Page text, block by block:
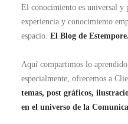
El conocimiento es universal y
experiencia y conocimiento
espacio. El Blog de Estempore.
Aquí compartimos lo
especialmente, ofrecemos a
temas, post gráficos,
en el universo de la